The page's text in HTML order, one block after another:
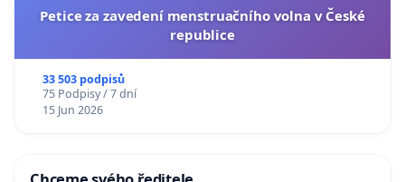
Petice za zavedení menstruačního volna v České
republice
33 503 podpisů
75 Podpisy / 7 dní
15 Jun 2026